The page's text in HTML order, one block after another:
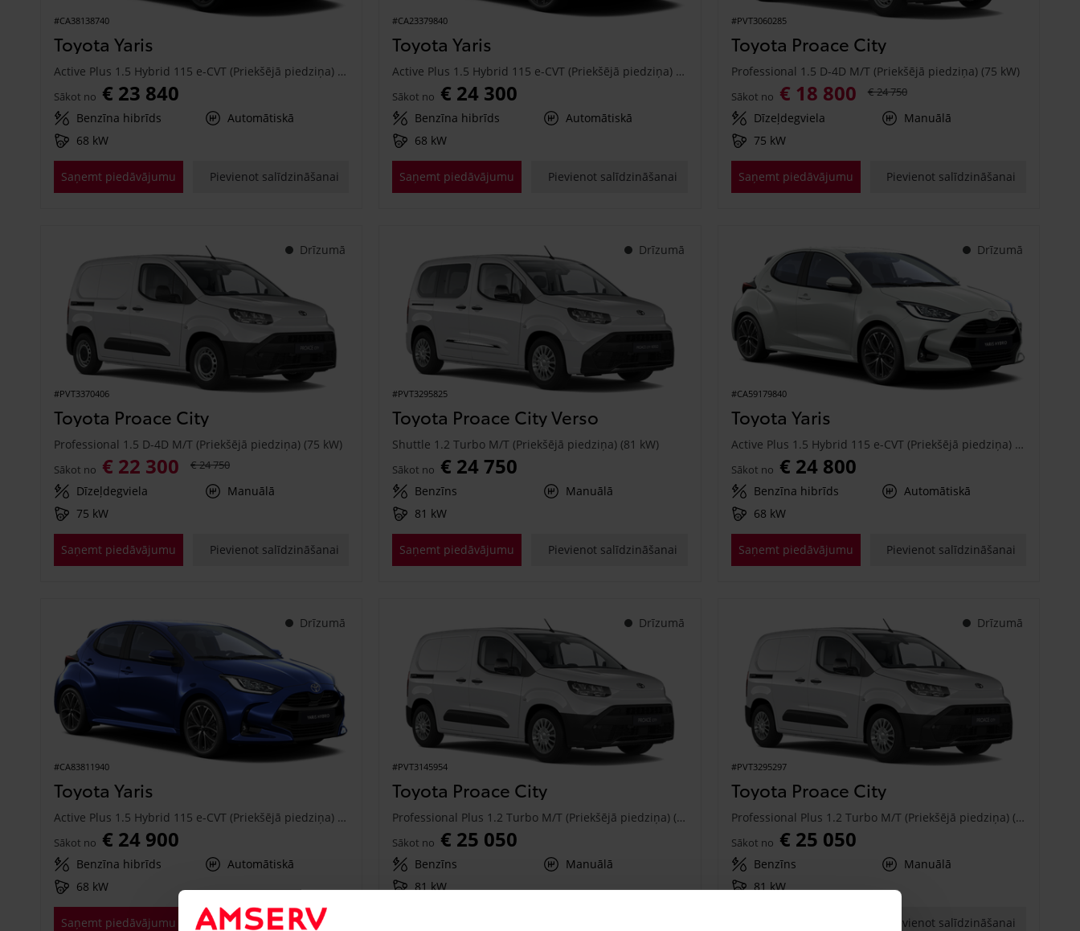
#CA38138740
Toyota Yaris
Active Plus 1.5 Hybrid 115 e-CVT (Priekšējā piedziņa) (68 kW)
Sākot no € 23 840
Benzīna hibrīds
Automātiskā
68 kW
Saņemt piedāvājumu Pievienot salīdzināšanai
#CA23379840
Toyota Yaris
Active Plus 1.5 Hybrid 115 e-CVT (Priekšējā piedziņa) (68 kW)
Sākot no € 24 300
Benzīna hibrīds
Automātiskā
68 kW
Saņemt piedāvājumu Pievienot salīdzināšanai
#PVT3060285
Toyota Proace City
Professional 1.5 D-4D M/T (Priekšējā piedziņa) (75 kW)
Sākot no € 18 800 € 24 750
Dīzeļdegviela
Manuālā
75 kW
Saņemt piedāvājumu Pievienot salīdzināšanai
Drīzumā
#PVT3370406
Toyota Proace City
Professional 1.5 D-4D M/T (Priekšējā piedziņa) (75 kW)
Sākot no € 22 300 € 24 750
Dīzeļdegviela
Manuālā
75 kW
Saņemt piedāvājumu Pievienot salīdzināšanai
Drīzumā
#PVT3295825
Toyota Proace City Verso
Shuttle 1.2 Turbo M/T (Priekšējā piedziņa) (81 kW)
Sākot no € 24 750
Benzīns
Manuālā
81 kW
Saņemt piedāvājumu Pievienot salīdzināšanai
Drīzumā
#CA59179840
Toyota Yaris
Active Plus 1.5 Hybrid 115 e-CVT (Priekšējā piedziņa) (68 kW)
Sākot no € 24 800
Benzīna hibrīds
Automātiskā
68 kW
Saņemt piedāvājumu Pievienot salīdzināšanai
Drīzumā
#CA83811940
Toyota Yaris
Active Plus 1.5 Hybrid 115 e-CVT (Priekšējā piedziņa) (68 kW)
Sākot no € 24 900
Benzīna hibrīds
Automātiskā
68 kW
Saņemt piedāvājumu Pievienot salīdzināšanai
Drīzumā
#PVT3145954
Toyota Proace City
Professional Plus 1.2 Turbo M/T (Priekšējā piedziņa) (81 kW)
Sākot no € 25 050
Benzīns
Manuālā
81 kW
Drīzumā
#PVT3295297
Toyota Proace City
Professional Plus 1.2 Turbo M/T (Priekšējā piedziņa) (81 kW)
Sākot no € 25 050
Benzīns
Manuālā
81 kW
Pievienot salīdzināšanai